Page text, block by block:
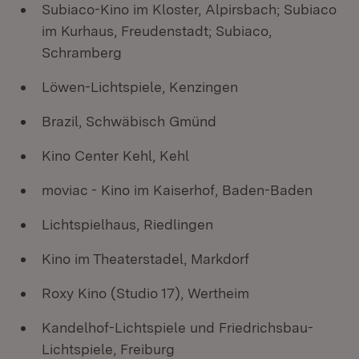
Subiaco-Kino im Kloster, Alpirsbach; Subiaco
im Kurhaus, Freudenstadt; Subiaco,
Schramberg
Löwen-Lichtspiele, Kenzingen
Brazil, Schwäbisch Gmünd
Kino Center Kehl, Kehl
moviac - Kino im Kaiserhof, Baden-Baden
Lichtspielhaus, Riedlingen
Kino im Theaterstadel, Markdorf
Roxy Kino (Studio 17), Wertheim
Kandelhof-Lichtspiele und Friedrichsbau-
Lichtspiele, Freiburg